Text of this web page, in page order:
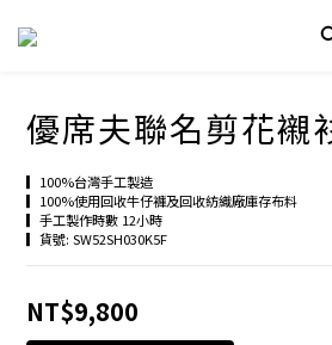
優席夫聯名剪花襯
▎100%台灣手工製造
▎100%使用回收牛仔褲及回收紡織廠庫存布料
▎手工製作時數 12小時
▎貨號: SW52SH030K5F
NT$9,800